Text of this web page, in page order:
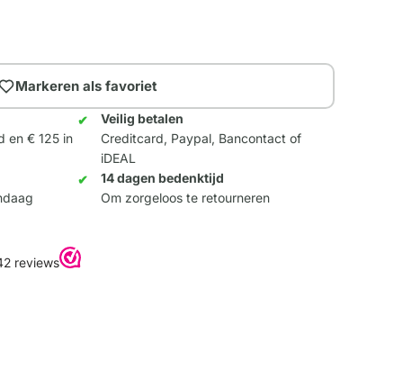
Markeren als favoriet
en € 125 in
Veilig betalen
Creditcard, Paypal, Bancontact of
iDEAL
14 dagen bedenktijd
Om zorgeloos te retourneren